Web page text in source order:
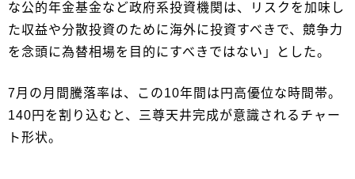
な公的年金基金など政府系投資機関は、リスクを加味し
た収益や分散投資のために海外に投資すべきで、競争力
を念頭に為替相場を目的にすべきではない」とした。
7月の月間騰落率は、この10年間は円高優位な時間帯。
140円を割り込むと、三尊天井完成が意識されるチャー
ト形状。